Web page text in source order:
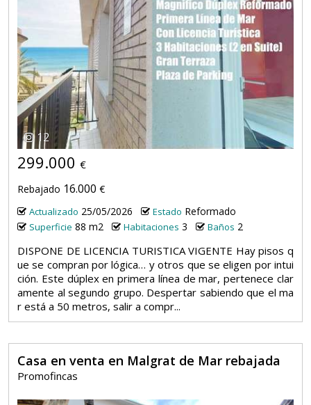
12
299.000 €
Rebajado 16.000 €
Actualizado 25/05/2026 Estado Reformado
Superficie 88 m2 Habitaciones 3 Baños 2
DISPONE DE LICENCIA TURISTICA VIGENTE Hay pisos q
ue se compran por lógica… y otros que se eligen por intui
ción. Este dúplex en primera línea de mar, pertenece clar
amente al segundo grupo. Despertar sabiendo que el ma
r está a 50 metros, salir a compr...
Casa en venta en Malgrat de Mar rebajada
Promofincas